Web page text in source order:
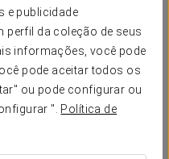
e publicidade
perfil da coleção de seus
informações, você pode
pode aceitar todos os
ou pode configurar ou
". Política de